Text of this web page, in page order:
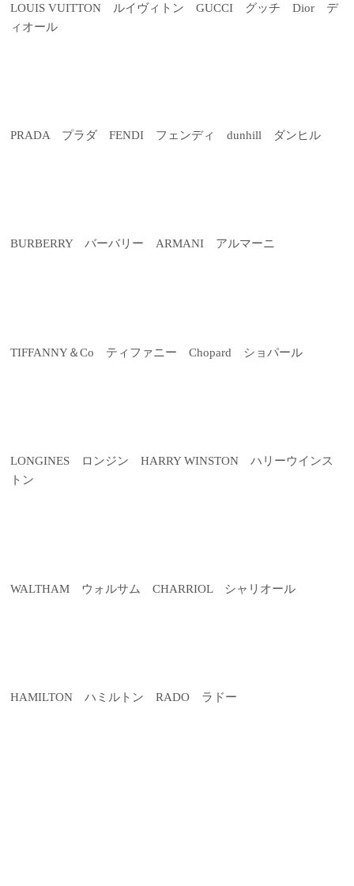
LOUIS VUITTON ルイヴィトン GUCCI グッチ Dior デ
ィオール
PRADA プラダ FENDI フェンディ dunhill ダンヒル
BURBERRY バーバリー ARMANI アルマーニ
TIFFANNY＆Co ティファニー Chopard ショパール
LONGINES ロンジン HARRY WINSTON ハリーウインス
トン
WALTHAM ウォルサム CHARRIOL シャリオール
HAMILTON ハミルトン RADO ラドー